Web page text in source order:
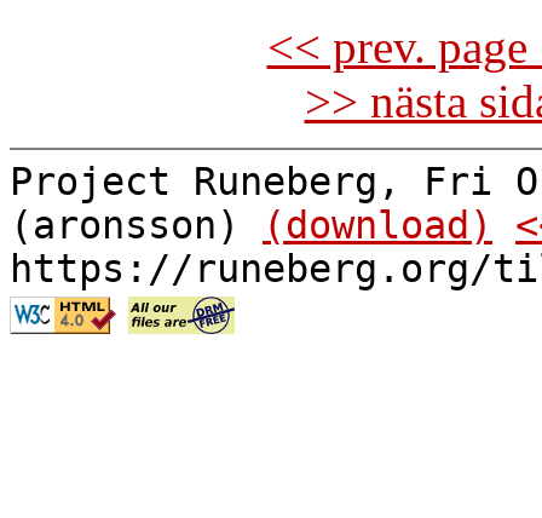
<< prev.
>> nästa
Project Runeberg, Fri
(aronsson)
(download)
https://runeberg.org/